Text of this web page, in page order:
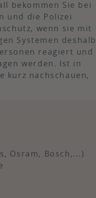
bekommen Sie bei
und die Polizei
wenn sie mit
Systemen deshalb
reagiert und
werden. Ist in
kurz nachschauen,
Osram, Bosch,...)